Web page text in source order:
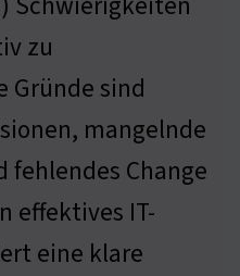
zu
Gründe sind
mangelnde
Change
effektives IT-
eine klare